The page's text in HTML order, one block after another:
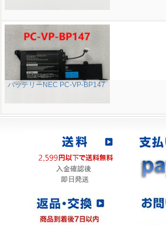
バッテリーNEC PC-VP-BP147